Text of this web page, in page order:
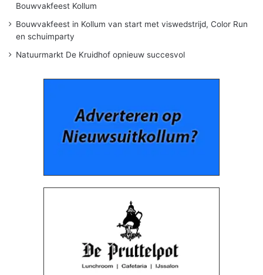
Bouwvakfeest Kollum
Bouwvakfeest in Kollum van start met viswedstrijd, Color Run
en schuimparty
Natuurmarkt De Kruidhof opnieuw succesvol